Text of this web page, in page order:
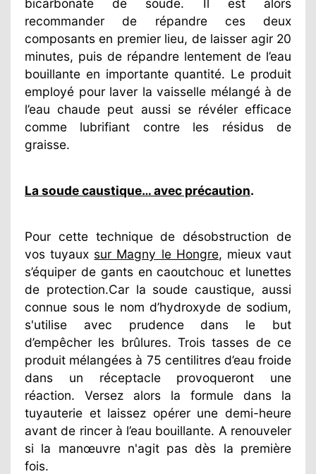
bicarbonate de soude. Il est alors
recommander de répandre ces deux
composants en premier lieu, de laisser agir 20
minutes, puis de répandre lentement de l’eau
bouillante en importante quantité. Le produit
employé pour laver la vaisselle mélangé à de
l’eau chaude peut aussi se révéler efficace
comme lubrifiant contre les résidus de
graisse.
La soude caustique… avec précaution.
Pour cette technique de désobstruction de
vos tuyaux sur Magny le Hongre, mieux vaut
s’équiper de gants en caoutchouc et lunettes
de protection.Car la soude caustique, aussi
connue sous le nom d’hydroxyde de sodium,
s'utilise avec prudence dans le but
d’empêcher les brûlures. Trois tasses de ce
produit mélangées à 75 centilitres d’eau froide
dans un réceptacle provoqueront une
réaction. Versez alors la formule dans la
tuyauterie et laissez opérer une demi-heure
avant de rincer à l’eau bouillante. A renouveler
si la manœuvre n'agit pas dès la première
fois.